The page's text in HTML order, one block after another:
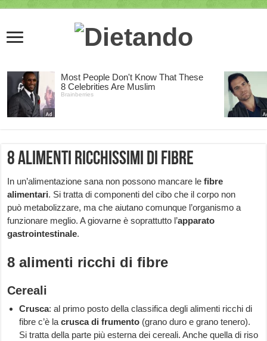
8 alimenti ricchissimi di fibre
In un’alimentazione sana non possono mancare lefibre
alimentari. Si tratta di componenti del cibo che il corpo non
può metabolizzare, ma che aiutano comunque l’organismo a
funzionare meglio. A giovarne è soprattutto l’apparato
gastrointestinale.
8 alimenti ricchi di fibre
Cereali
Crusca: al primo posto della classifica degli alimenti ricchi di
fibre c’è lacrusca di frumento (grano duro e grano tenero).
Si tratta della parte più esterna dei cereali. Anche quella di riso